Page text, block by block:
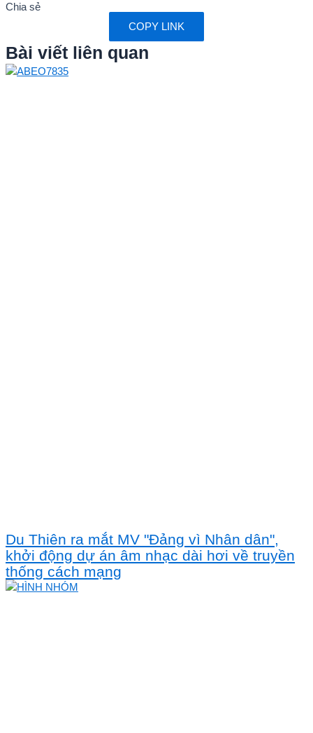
Chia sẻ
COPY LINK
Bài viết liên quan
Du Thiên ra mắt MV "Đảng vì Nhân dân",
khởi động dự án âm nhạc dài hơi về truyền
thống cách mạng